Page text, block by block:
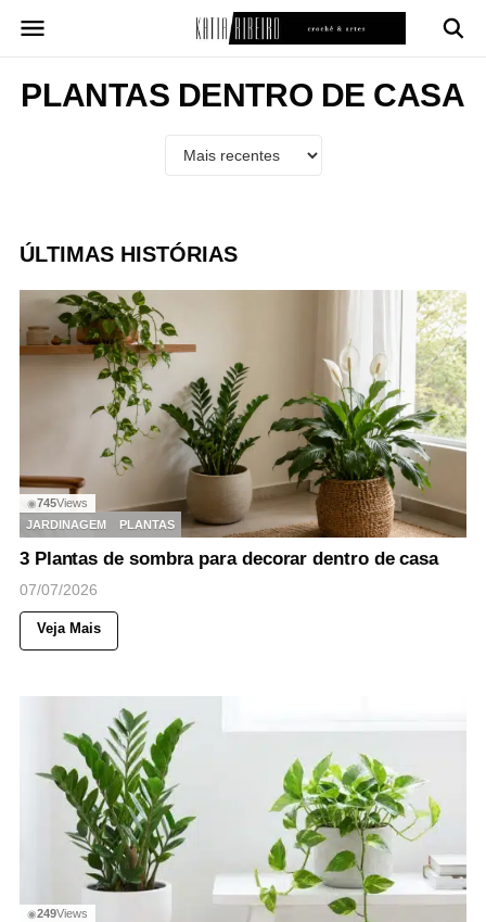
para
conteúdo
PLANTAS DENTRO DE CASA
ÚLTIMAS HISTÓRIAS
◉745Views
JARDINAGEM
PLANTAS
3 Plantas de sombra para decorar dentro de casa
07/07/2026
Veja Mais
◉249Views